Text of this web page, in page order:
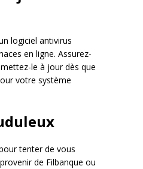
logiciel antivirus
en ligne. Assurez-
le à jour dès que
votre système
tenter de vous
de Filbanque ou